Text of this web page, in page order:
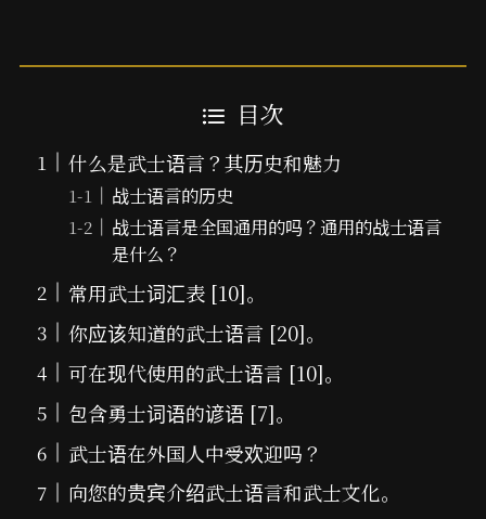
目次
什么是武士语言？其历史和魅力
战士语言的历史
战士语言是全国通用的吗？通用的战士语言
是什么？
常用武士词汇表 [10]。
你应该知道的武士语言 [20]。
可在现代使用的武士语言 [10]。
包含勇士词语的谚语 [7]。
武士语在外国人中受欢迎吗？
向您的贵宾介绍武士语言和武士文化。